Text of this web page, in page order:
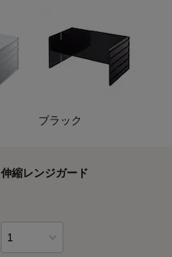
ホワイト
ブラック
伸縮レンジガード